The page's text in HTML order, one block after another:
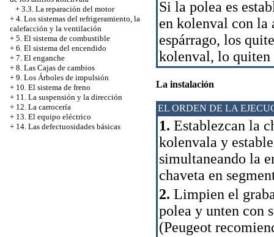
+ 3.3. La reparación del motor
+ 4. Los sistemas del refrigeramiento, la
calefacción y la ventilación
+ 5. El sistema de combustible
+ 6. El sistema del encendido
+ 7. El enganche
+ 8. Las Cajas de cambios
+ 9. Los Árboles de impulsión
+ 10. El sistema de freno
+ 11. La suspensión y la dirección
+ 12. La carrocería
+ 13. El equipo eléctrico
+ 14. Las defectuosidades básicas
Si la polea es
en kolenval con la
espárrago, los
kolenval, lo quiten
La instalación
EL ORDEN DE LA
1. Establezcan la
kolenvala y
simultaneando la
chaveta en
2. Limpien el
polea y unten con
(Peugeot